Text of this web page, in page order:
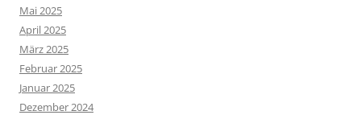
Mai 2025
April 2025
März 2025
Februar 2025
Januar 2025
Dezember 2024